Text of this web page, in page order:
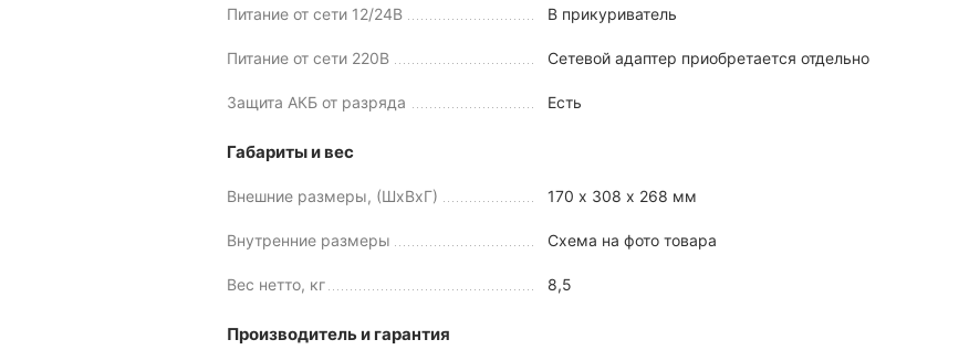
Питание от сети 12/24В В прикуриватель
Питание от сети 220В Сетевой адаптер приобретается отдельно
Защита АКБ от разряда Есть
Габариты и вес
Внешние размеры, (ШхВхГ) 170 х 308 х 268 мм
Внутренние размеры Схема на фото товара
Вес нетто, кг 8,5
Производитель и гарантия